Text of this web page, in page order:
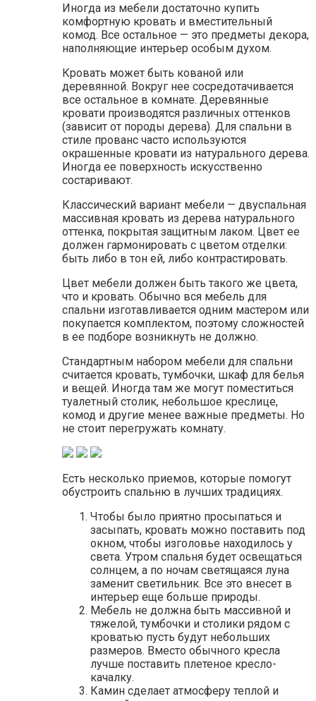
Иногда из мебели достаточно купить
комфортную кровать и вместительный
комод. Все остальное — это предметы декора,
наполняющие интерьер особым духом.
Кровать может быть кованой или
деревянной. Вокруг нее сосредотачивается
все остальное в комнате. Деревянные
кровати производятся различных оттенков
(зависит от породы дерева). Для спальни в
стиле прованс часто используются
окрашенные кровати из натурального дерева.
Иногда ее поверхность искусственно
состаривают.
Классический вариант мебели — двуспальная
массивная кровать из дерева натурального
оттенка, покрытая защитным лаком. Цвет ее
должен гармонировать с цветом отделки:
быть либо в тон ей, либо контрастировать.
Цвет мебели должен быть такого же цвета,
что и кровать. Обычно вся мебель для
спальни изготавливается одним мастером или
покупается комплектом, поэтому сложностей
в ее подборе возникнуть не должно.
Стандартным набором мебели для спальни
считается кровать, тумбочки, шкаф для белья
и вещей. Иногда там же могут поместиться
туалетный столик, небольшое креслице,
комод и другие менее важные предметы. Но
не стоит перегружать комнату.
Есть несколько приемов, которые помогут
обустроить спальню в лучших традициях.
Чтобы было приятно просыпаться и
засыпать, кровать можно поставить под
окном, чтобы изголовье находилось у
света. Утром спальня будет освещаться
солнцем, а по ночам светящаяся луна
заменит светильник. Все это внесет в
интерьер еще больше природы.
Мебель не должна быть массивной и
тяжелой, тумбочки и столики рядом с
кроватью пусть будут небольших
размеров. Вместо обычного кресла
лучше поставить плетеное кресло-
качалку.
Камин сделает атмосферу теплой и